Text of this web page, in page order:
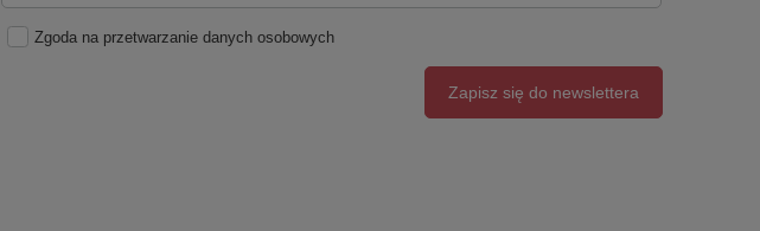
Zgoda na przetwarzanie danych osobowych
Zapisz się do newslettera